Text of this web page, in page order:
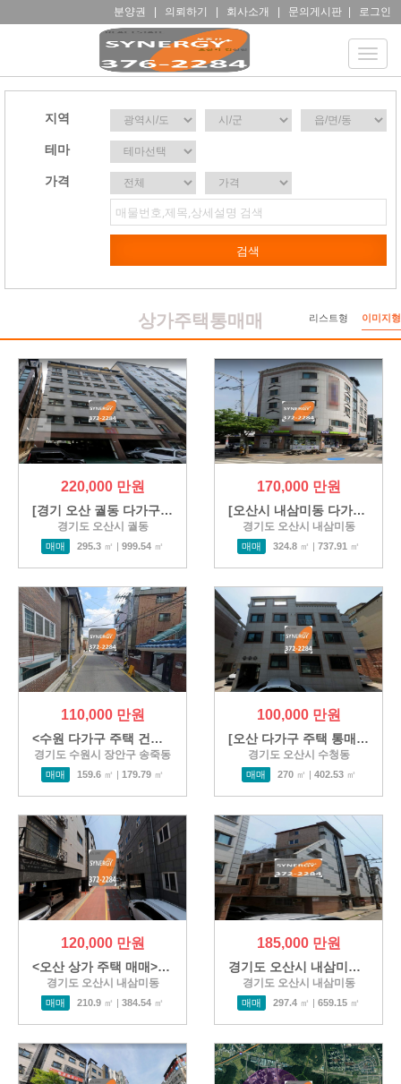
분양권 의뢰하기 회사소개 문의게시판 로그인
Toggle
지역
테마
가격
상가주택통매매 리스트형 이미지형
220,000 만원
[경기 오산 궐동 다가구주택 …
경기도 오산시 궐동
매매 295.3 ㎡ | 999.54 ㎡
170,000 만원
[오산시 내삼미동 다가구주택 …
경기도 오산시 내삼미동
매매 324.8 ㎡ | 737.91 ㎡
110,000 만원
<수원 다가구 주택 건물 통매…
경기도 수원시 장안구 송죽동
매매 159.6 ㎡ | 179.79 ㎡
100,000 만원
[오산 다가구 주택 통매매] 경…
경기도 오산시 수청동
매매 270㎡ | 402.53㎡
120,000 만원
<오산 상가 주택 매매> 경기 오…
경기도 오산시 내삼미동
매매 210.9 ㎡ | 384.54 ㎡
185,000 만원
경기도 오산시 내삼미동 2종근…
경기도 오산시 내삼미동
매매 297.4 ㎡ | 659.15 ㎡